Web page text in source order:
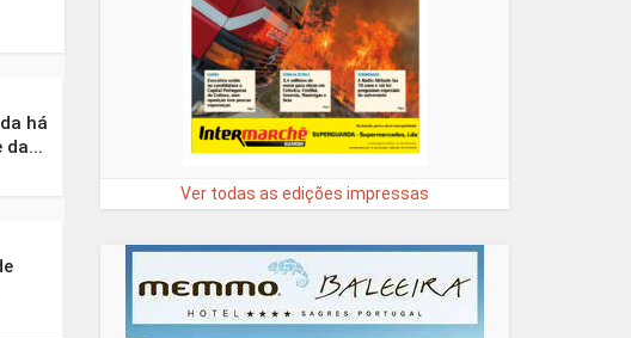
há
da...
Ver todas as edições impressas